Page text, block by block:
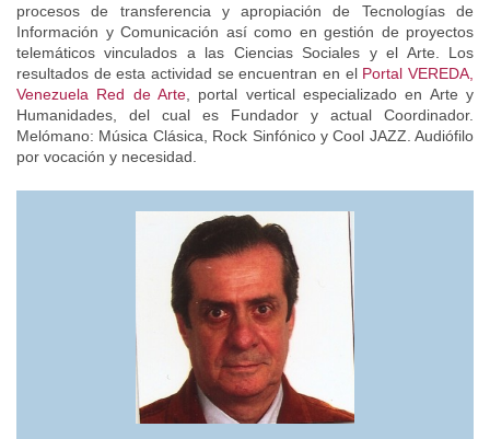
procesos de transferencia y apropiación de Tecnologías de
Información y Comunicación así como en gestión de proyectos
telemáticos vinculados a las Ciencias Sociales y el Arte. Los
resultados de esta actividad se encuentran en el Portal VEREDA,
Venezuela Red de Arte , portal vertical especializado en Arte y
Humanidades, del cual es Fundador y actual Coordinador.
Melómano: Música Clásica, Rock Sinfónico y Cool JAZZ. Audiófilo
por vocación y necesidad.